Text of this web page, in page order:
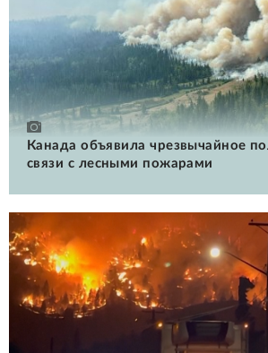
Канада объявила чрезвычайное
связи с лесными пожарами